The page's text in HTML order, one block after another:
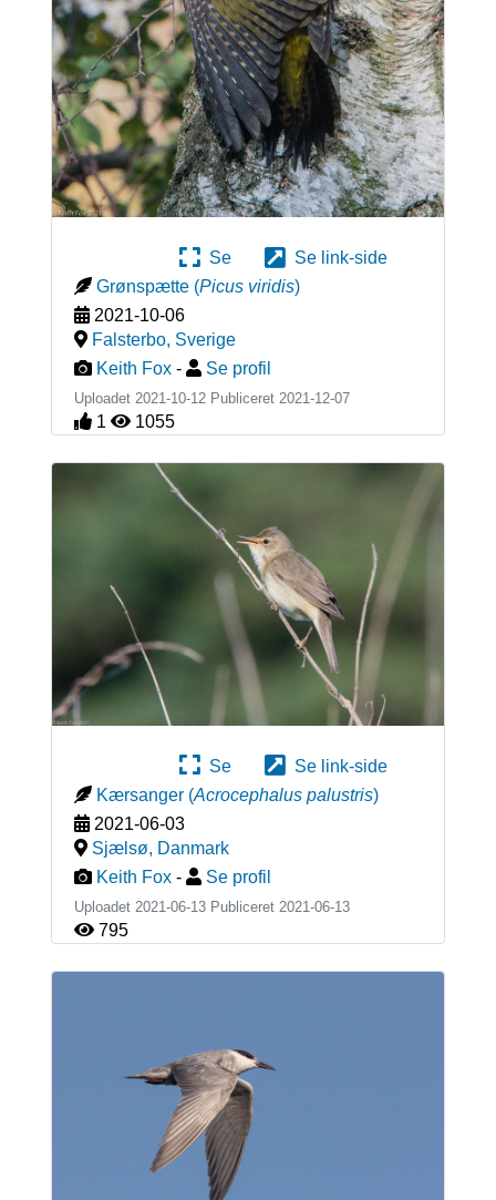
Se
Se link-side
Grønspætte (Picus viridis)
2021-10-06
Falsterbo, Sverige
Keith Fox - Se profil
Uploadet 2021-10-12 Publiceret 2021-12-07
1 1055
Se
Se link-side
Kærsanger (Acrocephalus palustris)
2021-06-03
Sjælsø, Danmark
Keith Fox - Se profil
Uploadet 2021-06-13 Publiceret 2021-06-13
795